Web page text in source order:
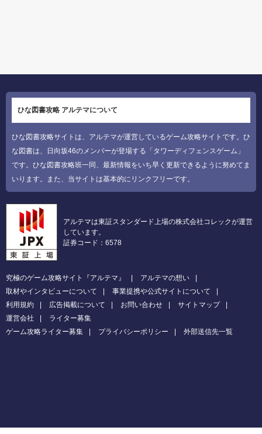
ひな図書攻略 アルテマについて
ひな図書攻略サイトは、アルテマが運営しているゲーム攻略サイトです。ひ
な図書は、日向坂46のメンバーが登場する「タワーディフェンスゲーム」
です。ひな図書攻略班一同、最新情報をいち早く更新できるように努めてま
いります。また、当サイトは基本的にリンクフリーです。
アルテマは東証スタンダード上場の株式会社コレックが運営
しています。
証券コード：6578
究極のゲーム攻略サイト『アルテマ』
アルテマの想い
取材やインタビューについて
事業提携や公式サイトについて
利用規約
広告掲載について お問い合わせ
サイトマップ
運営会社
ライター募集
ゲーム攻略ライター募集
プライバシーポリシー 外部送信先一覧